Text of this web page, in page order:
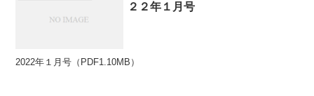
２２年１月号
2022年１月号（PDF1.10MB）